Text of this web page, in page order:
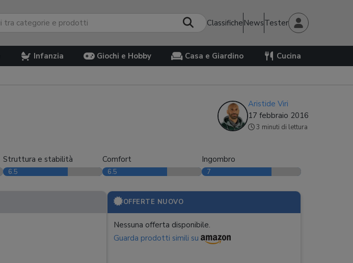
Classifiche NewsTester
Infanzia Giochi e Hobby Casa e Giardino Cucina
Aristide Viri
17 febbraio 2016
3 minuti di lettura
Struttura e stabilità
6.5
Comfort
6.5
Ingombro
7
OFFERTE NUOVO
Nessuna offerta disponibile.
Guarda prodotti simili su